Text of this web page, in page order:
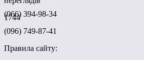
1744
(066) 394-98-34
(096) 749-87-41
Правила сайту: